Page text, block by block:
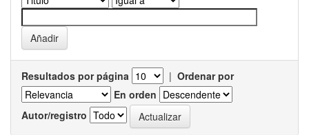
Resultados por página | Ordenar por
En orden
Autor/registro